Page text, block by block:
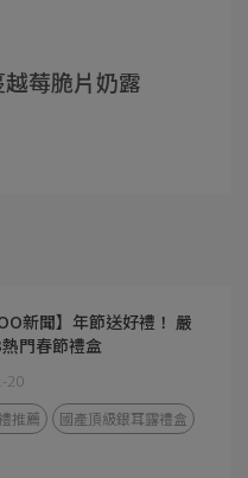
越莓脆片奶露
新聞】年節送好禮！ 嚴
門春節禮盒
20
推薦 國產頂級銀耳露禮盒